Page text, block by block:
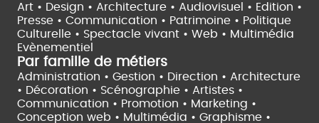
Art • Design • Architecture • Audiovisuel • Edition •
Presse • Communication • Patrimoine • Politique
Culturelle • Spectacle vivant • Web • Multimédia
Evènementiel
Par famille de métiers
Administration • Gestion • Direction • Architecture
• Décoration • Scénographie • Artistes •
Communication • Promotion • Marketing •
Conception web • Multimédia • Graphisme •